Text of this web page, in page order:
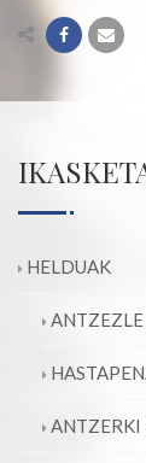
HELDUAK
ANTZERKI